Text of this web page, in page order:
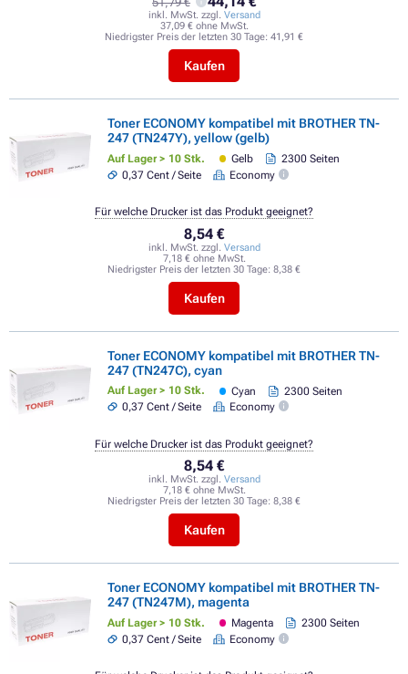
inkl. MwSt. zzgl. Versand
37,09 € ohne MwSt.
Niedrigster Preis der letzten 30 Tage: 41,91 €
Kaufen
Toner ECONOMY kompatibel mit BROTHER TN-
247 (TN247Y), yellow (gelb)
Auf Lager > 10 Stk. Gelb
2300 Seiten
0,37 Cent / Seite
Economy
8,54 €
inkl. MwSt. zzgl. Versand
7,18 € ohne MwSt.
Niedrigster Preis der letzten 30 Tage: 8,38 €
Kaufen
Für welche Drucker ist das Produkt geeignet?
Toner ECONOMY kompatibel mit BROTHER TN-
247 (TN247C), cyan
Auf Lager > 10 Stk. Cyan
2300 Seiten
0,37 Cent / Seite
Economy
8,54 €
inkl. MwSt. zzgl. Versand
7,18 € ohne MwSt.
Niedrigster Preis der letzten 30 Tage: 8,38 €
Kaufen
Für welche Drucker ist das Produkt geeignet?
Toner ECONOMY kompatibel mit BROTHER TN-
247 (TN247M), magenta
Auf Lager > 10 Stk. Magenta
2300 Seiten
0,37 Cent / Seite
Economy